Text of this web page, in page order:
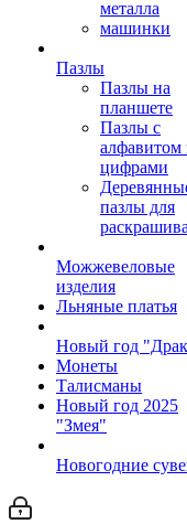
металла
машинки
Пазлы
Пазлы на
планшете
Пазлы с
алфавитом
цифрами
пазлы для
Можжевеловые
изделия
Льняные платья
Новый год
Монеты
Талисманы
Новый год 2025
"Змея"
Новогодние